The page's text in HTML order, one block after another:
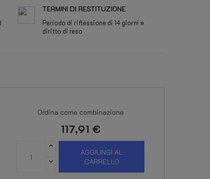
TERMINI DI RESTITUZIONE
Periodo di riflessione di 14 giorni e
diritto di reso
Ordina come combinazione
117,91 €
AGGIUNGI AL
CARRELLO